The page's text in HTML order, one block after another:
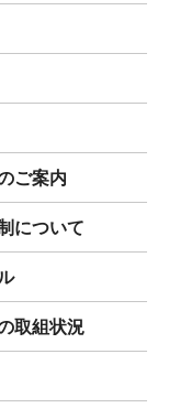
ご案内
について
取組状況